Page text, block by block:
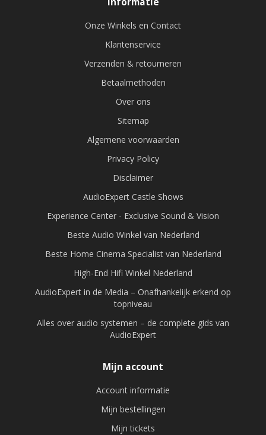
Onze Winkels en Contact
Klantenservice
Verzenden & retourneren
Betaalmethoden
Over ons
Sitemap
Algemene voorwaarden
Privacy Policy
Disclaimer
AudioExpert Castle Shows
Experience Center - Exclusive Sound & Vision
Beste Audio Winkel van Nederland
Beste Home Cinema Specialist van Nederland
High-End Hifi Winkel Nederland
AudioExpert in de Media – Onafhankelijk erkend op
topniveau
Alles over audio systemen – de complete gids van
AudioExpert
Mijn account
Account informatie
Mijn bestellingen
Mijn tickets